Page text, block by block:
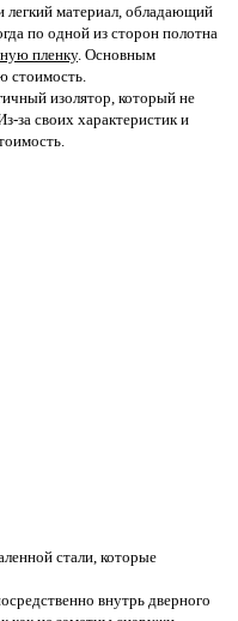
легкий материал, обладающий
по одной из сторон полотна
пленку. Основным
стоимость.
изолятор, который не
за своих характеристик и
стали, которые
внутрь дверного